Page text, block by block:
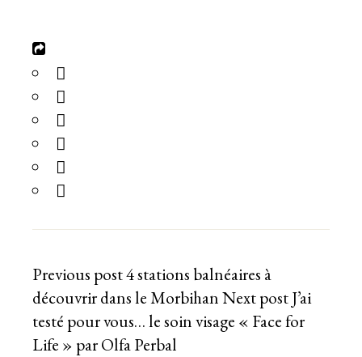
Previous post4 stations balnéaires à
découvrir dans le MorbihanNext postJ’ai
testé pour vous… le soin visage « Face for
Life » par Olfa Perbal